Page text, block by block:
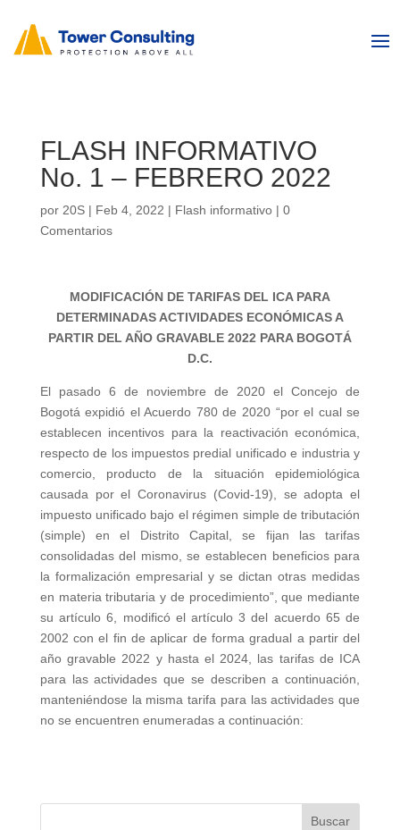
FLASH INFORMATIVO
No. 1 – FEBRERO 2022
por 20S| Feb 4, 2022 | Flash informativo| 0
Comentarios
MODIFICACIÓN DE TARIFAS DEL ICA PARA
DETERMINADAS ACTIVIDADES ECONÓMICAS A
PARTIR DEL AÑO GRAVABLE 2022 PARA BOGOTÁ
D.C.
El pasado 6 de noviembre de 2020 el Concejo de
Bogotá expidió el Acuerdo 780 de 2020 “por el cual se
establecen incentivos para la reactivación económica,
respecto de los impuestos predial unificado e industria y
comercio, producto de la situación epidemiológica
causada por el Coronavirus (Covid-19), se adopta el
impuesto unificado bajo el régimen simple de tributación
(simple) en el Distrito Capital, se fijan las tarifas
consolidadas del mismo, se establecen beneficios para
la formalización empresarial y se dictan otras medidas
en materia tributaria y de procedimiento”, que mediante
su artículo 6, modificó el artículo 3 del acuerdo 65 de
2002 con el fin de aplicar de forma gradual a partir del
año gravable 2022 y hasta el 2024, las tarifas de ICA
para las actividades que se describen a continuación,
manteniéndose la misma tarifa para las actividades que
no se encuentren enumeradas a continuación:
Buscar